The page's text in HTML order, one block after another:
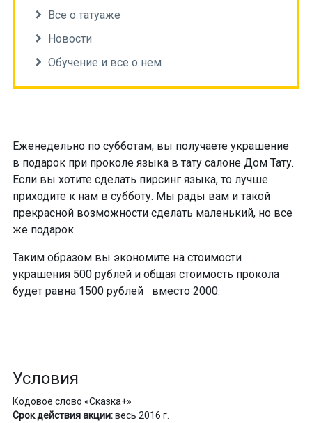
Все о татуаже
Новости
Обучение и все о нем
Еженедельно по субботам, вы получаете украшение
в подарок при проколе языка в тату салоне Дом Тату.
Если вы хотите сделать пирсинг языка, то лучше
приходите к нам в субботу. Мы рады вам и такой
прекрасной возможности сделать маленький, но все
же подарок.
Таким образом вы экономите на стоимости
украшения 500 рублей и общая стоимость прокола
будет равна 1500 рублей вместо 2000.
Условия
Кодовое слово «Сказка+»
Срок действия акции:весь 2016 г.